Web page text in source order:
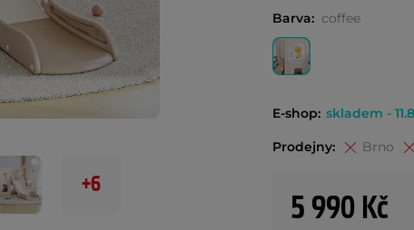
+6
Barva: coffee
E-shop: skladem -
Prodejny: Brno
5 990 Kč